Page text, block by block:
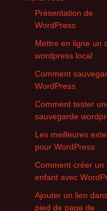
Présentation de
WordPress
Mettre en ligne un
wordpress local
Comment
WordPress
Comment tester
sauvegarde
Les meilleures
pour WordPress
Comment créer un
enfant avec
Ajouter un lien
pied de page de